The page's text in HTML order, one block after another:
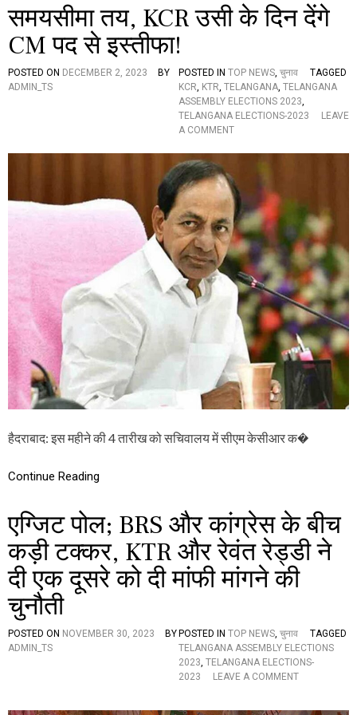
क
,
इ
सी
बी
च
ह
किं
ग
ख
ब
र
…
समयसीमा तय, KCR उसी के दिन देंगे
CM पद से इस्तीफा!
POSTED ON DECEMBER 2, 2023
BY
ADMIN_TS
POSTED IN TOP NEWS, चुनाव
TAGGED
KCR, KTR, TELANGANA, TELANGANA
ASSEMBLY ELECTIONS 2023,
TELANGANA ELECTIONS-2023
LEAVE
A COMMENTO
L
A
N
G
A
N
A
E
L
E
O
N
0
लं
गा
ना
वि
धा
न
भं
ग
क
र
हैदराबाद: इस महीने की 4 तारीख को सचिवालय में सीएम केसीआर क�
Continue Reading
एग्जिट पोल; BRS और कांग्रेस के बीच
कड़ी टक्कर, KTR और रेवंत रेड्डी ने
दी एक दूसरे को दी मांफी मांगने की
चुनौती
POSTED ON NOVEMBER 30, 2023
BY
ADMIN_TS
POSTED IN TOP NEWS, चुनाव
TAGGED
TELANGANA ASSEMBLY ELECTIONS
2023, TELANGANA ELECTIONS-
2023
LEAVE A COMMENTO